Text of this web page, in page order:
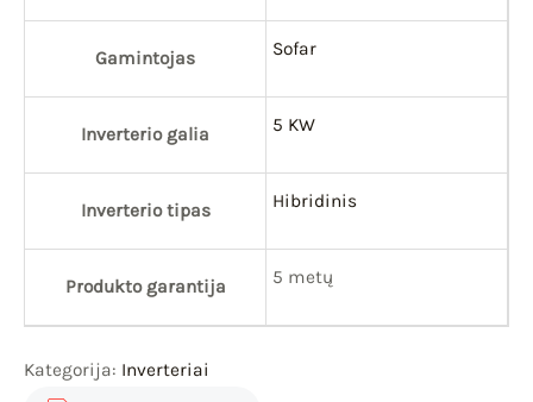
Gamintojas Sofar
Inverterio galia 5 KW
Inverterio tipas Hibridinis
Produkto garantija 5 metų
Kategorija: Inverteriai